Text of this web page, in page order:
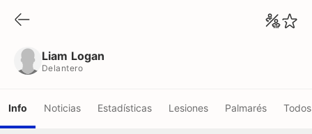
Liam Logan
Delantero
Info Noticias Estadísticas Lesiones Palmarés